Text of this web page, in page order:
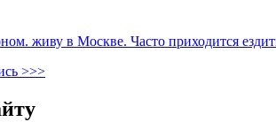
живу в Москве. Часто приходится
>>>